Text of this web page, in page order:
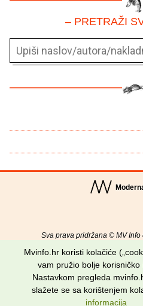
– PRETRAŽI
Sva prava pridržana © MV Info
O nama• Pomoć•Uvjeti
Potraži
Mvinfo.hr koristi kolačiće
vam pružio bolje korisničko
Nastavkom pregleda
slažete se sa korištenjem
informacija